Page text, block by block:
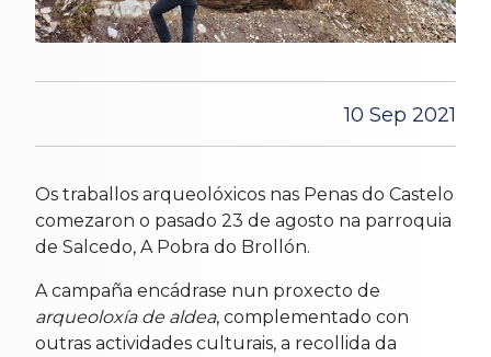
10 Sep 2021
Os traballos arqueolóxicos nas Penas do Castelo
comezaron o pasado 23 de agosto na parroquia
de Salcedo, A Pobra do Brollón.
A campaña encádrase nun proxecto de
arqueoloxía de aldea, complementado con
outras actividades culturais, a recollida da